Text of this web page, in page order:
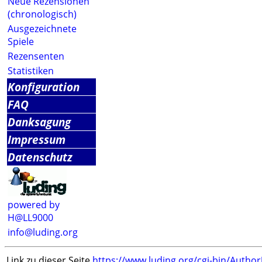
(chronologisch)
Ausgezeichnete
Spiele
Rezensenten
Statistiken
Konfiguration
FAQ
Danksagung
Impressum
Datenschutz
powered by
H@LL9000
info@luding.org